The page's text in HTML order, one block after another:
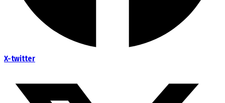
X-twitter